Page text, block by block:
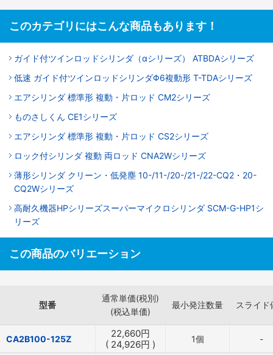
このカテゴリにはこんな商品もあります！
ガイド付ツインロッドシリンダ（αシリーズ） ATBDAシリーズ
低速 ガイド付ツインロッドシリンダΦ6複動形 T-TDAシリーズ
エアシリンダ 標準形 複動・片ロッド CM2シリーズ
ものさしくん CE1シリーズ
エアシリンダ 標準形 複動・片ロッド CS2シリーズ
ロック付シリンダ 複動 両ロッド CNA2Wシリーズ
薄形シリンダ クリーン・低発塵 10-/11-/20-/21-/22-CQ2・20-
CQ2Wシリーズ
高耐久機器HPシリーズスーパーマイクロシリンダ SCM-G-HP1シ
リーズ
この商品のバリエーション
型番
通常単価(税別)
(税込単価)
最小発注数量 スライド
CA2B100-125Z 22,660円
( 24,926円 ) 1個 -